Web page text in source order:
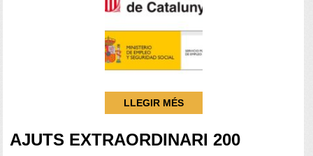
LLEGIR MÉS
AJUTS EXTRAORDINARI 200